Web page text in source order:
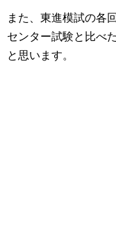
また、東進模試の各
センター試験と比べ
と思います。